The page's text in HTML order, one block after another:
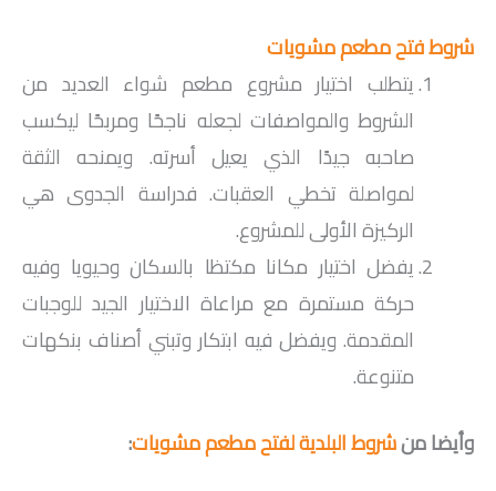
شروط فتح مطعم مشويات
يتطلب اختيار مشروع مطعم شواء العديد من
الشروط والمواصفات لجعله ناجحًا ومربحًا ليكسب
صاحبه جيدًا الذي يعيل أسرته. ويمنحه الثقة
لمواصلة تخطي العقبات. فدراسة الجدوى هي
الركيزة الأولى للمشروع.
يفضل اختيار مكانا مكتظا بالسكان وحيويا وفيه
حركة مستمرة مع مراعاة الاختيار الجيد للوجبات
المقدمة. ويفضل فيه ابتكار وتبني أصناف بنكهات
متنوعة.
وأيضا منشروط البلدية لفتح مطعم مشويات: